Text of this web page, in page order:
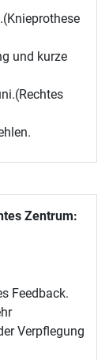
und kurze
Zentrum:
Feedback.
Verpflegung